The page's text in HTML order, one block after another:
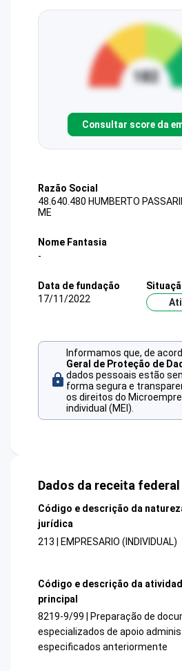
Consultar score da
Razão Social
48.640.480 HUMBERTO
ME
Nome Fantasia
-
Data de fundação
17/11/2022
Informamos que, de
Geral de Proteção de
dados pessoais estão
forma segura e
os direitos do
individual (MEI).
Dados da receita federal
Código e descrição da
jurídica
213 | EMPRESARIO (INDIVIDUAL)
Código e descrição da
principal
8219-9/99 | Preparação de
especializados de apoio
especificados anteriormente